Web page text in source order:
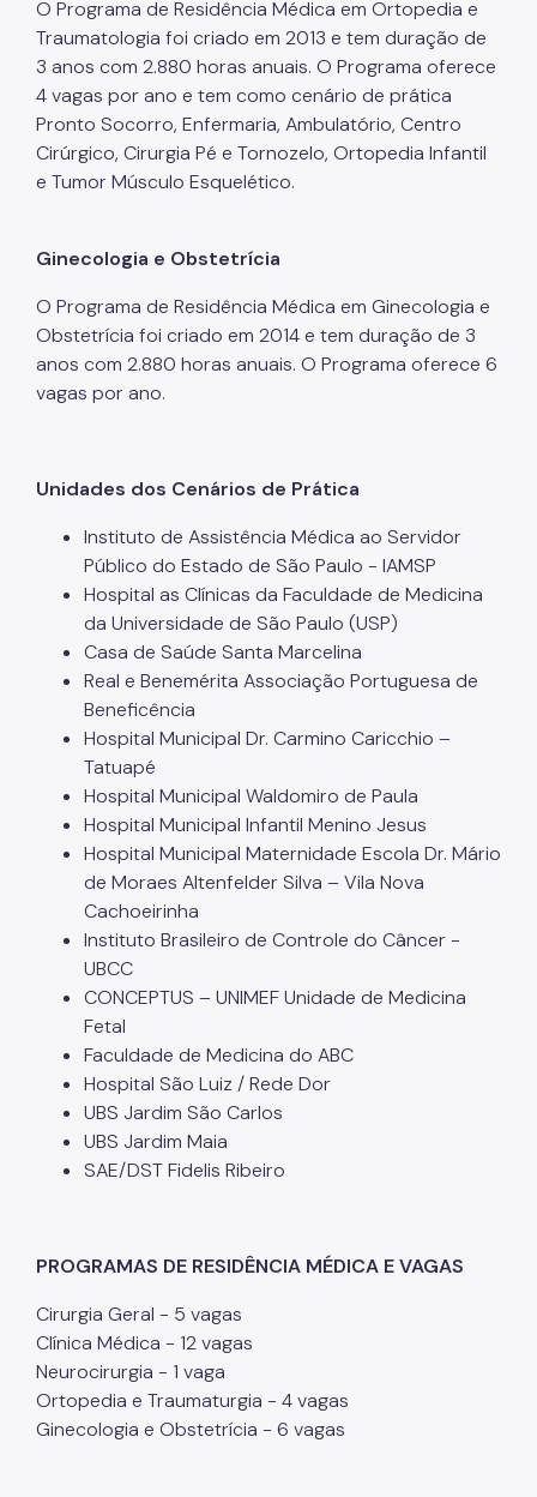
O Programa de Residência Médica em Ortopedia e
Traumatologia foi criado em 2013 e tem duração de
3 anos com 2.880 horas anuais. O Programa oferece
4 vagas por ano e tem como cenário de prática
Pronto Socorro, Enfermaria, Ambulatório, Centro
Cirúrgico, Cirurgia Pé e Tornozelo, Ortopedia Infantil
e Tumor Músculo Esquelético.
Ginecologia e Obstetrícia
O Programa de Residência Médica em Ginecologia e
Obstetrícia foi criado em 2014 e tem duração de 3
anos com 2.880 horas anuais. O Programa oferece 6
vagas por ano.
Unidades dos Cenários de Prática
Instituto de Assistência Médica ao Servidor
Público do Estado de São Paulo - IAMSP
Hospital as Clínicas da Faculdade de Medicina
da Universidade de São Paulo (USP)
Casa de Saúde Santa Marcelina
Real e Benemérita Associação Portuguesa de
Beneficência
Hospital Municipal Dr. Carmino Caricchio –
Tatuapé
Hospital Municipal Waldomiro de Paula
Hospital Municipal Infantil Menino Jesus
Hospital Municipal Maternidade Escola Dr. Mário
de Moraes Altenfelder Silva – Vila Nova
Cachoeirinha
Instituto Brasileiro de Controle do Câncer -
UBCC
CONCEPTUS – UNIMEF Unidade de Medicina
Fetal
Faculdade de Medicina do ABC
Hospital São Luiz / Rede Dor
UBS Jardim São Carlos
UBS Jardim Maia
SAE/DST Fidelis Ribeiro
PROGRAMAS DE RESIDÊNCIA MÉDICA E VAGAS
Cirurgia Geral - 5 vagas
Clínica Médica - 12 vagas
Neurocirurgia - 1 vaga
Ortopedia e Traumaturgia - 4 vagas
Ginecologia e Obstetrícia - 6 vagas